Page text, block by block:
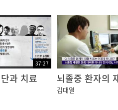
37:27
과 치료 뇌졸중 환자의
김대열